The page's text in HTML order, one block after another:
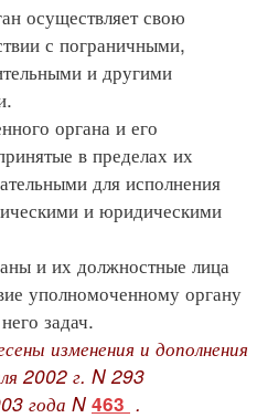
осуществляет свою
с пограничными,
и другими
органа и его
в пределах их
для исполнения
и юридическими
и их должностные лица
уполномоченному органу
задач.
изменения и дополнения
2002 г. N 293
года N 463 .